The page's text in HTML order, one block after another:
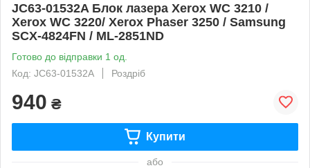
JC63-01532A Блок лазера Xerox WC 3210 /
Xerox WC 3220/ Xerox Phaser 3250 / Samsung
SCX-4824FN / ML-2851ND
Готово до відправки 1 од.
Код: JC63-01532A
Роздріб
940 ₴
Купити
або